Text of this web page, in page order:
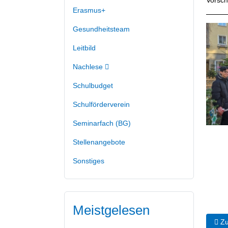
Erasmus+
Gesundheitsteam
Leitbild
Nachlese
Schulbudget
Schulförderverein
Seminarfach (BG)
Stellenangebote
Sonstiges
Meistgelesen